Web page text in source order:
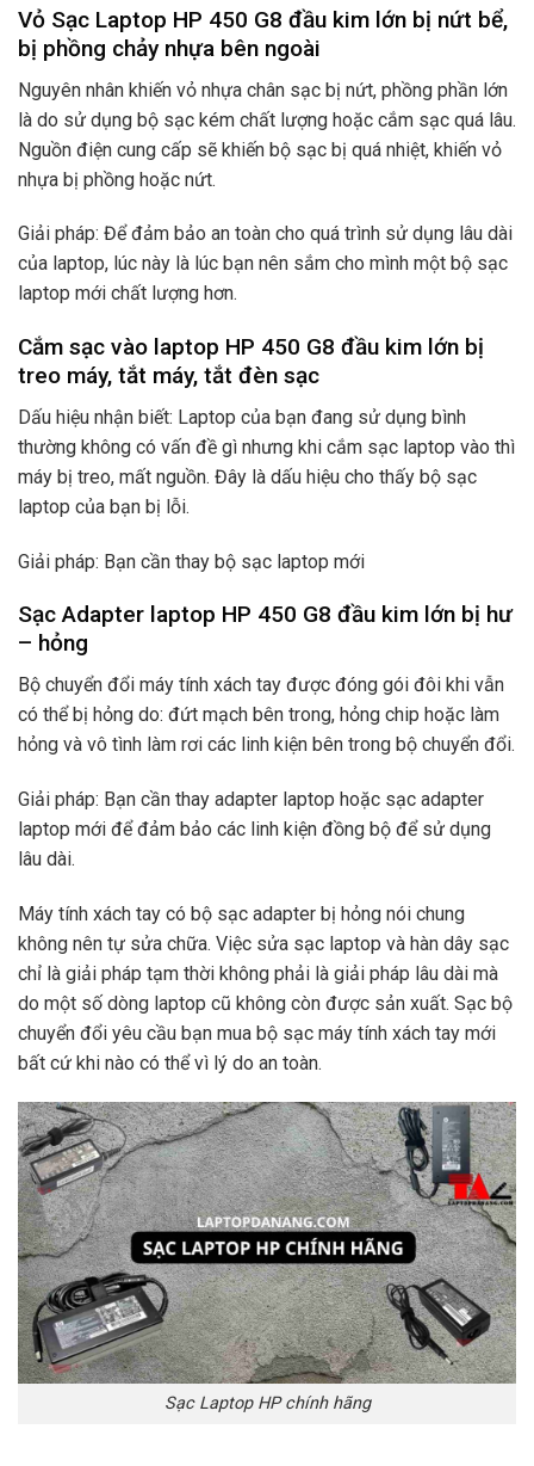
Vỏ Sạc Laptop HP 450 G8 đầu kim lớn bị nứt bể,
bị phồng chảy nhựa bên ngoài
Nguyên nhân khiến vỏ nhựa chân sạc bị nứt, phồng phần lớn
là do sử dụng bộ sạc kém chất lượng hoặc cắm sạc quá lâu.
Nguồn điện cung cấp sẽ khiến bộ sạc bị quá nhiệt, khiến vỏ
nhựa bị phồng hoặc nứt.
Giải pháp: Để đảm bảo an toàn cho quá trình sử dụng lâu dài
của laptop, lúc này là lúc bạn nên sắm cho mình một bộ sạc
laptop mới chất lượng hơn.
Cắm sạc vào laptop HP 450 G8 đầu kim lớn bị
treo máy, tắt máy, tắt đèn sạc
Dấu hiệu nhận biết: Laptop của bạn đang sử dụng bình
thường không có vấn đề gì nhưng khi cắm sạc laptop vào thì
máy bị treo, mất nguồn. Đây là dấu hiệu cho thấy bộ sạc
laptop của bạn bị lỗi.
Giải pháp: Bạn cần thay bộ sạc laptop mới
Sạc Adapter laptop HP 450 G8 đầu kim lớn bị hư
– hỏng
Bộ chuyển đổi máy tính xách tay được đóng gói đôi khi vẫn
có thể bị hỏng do: đứt mạch bên trong, hỏng chip hoặc làm
hỏng và vô tình làm rơi các linh kiện bên trong bộ chuyển đổi.
Giải pháp: Bạn cần thay adapter laptop hoặc sạc adapter
laptop mới để đảm bảo các linh kiện đồng bộ để sử dụng
lâu dài.
Máy tính xách tay có bộ sạc adapter bị hỏng nói chung
không nên tự sửa chữa. Việc sửa sạc laptop và hàn dây sạc
chỉ là giải pháp tạm thời không phải là giải pháp lâu dài mà
do một số dòng laptop cũ không còn được sản xuất. Sạc bộ
chuyển đổi yêu cầu bạn mua bộ sạc máy tính xách tay mới
bất cứ khi nào có thể vì lý do an toàn.
Sạc Laptop HP chính hãng